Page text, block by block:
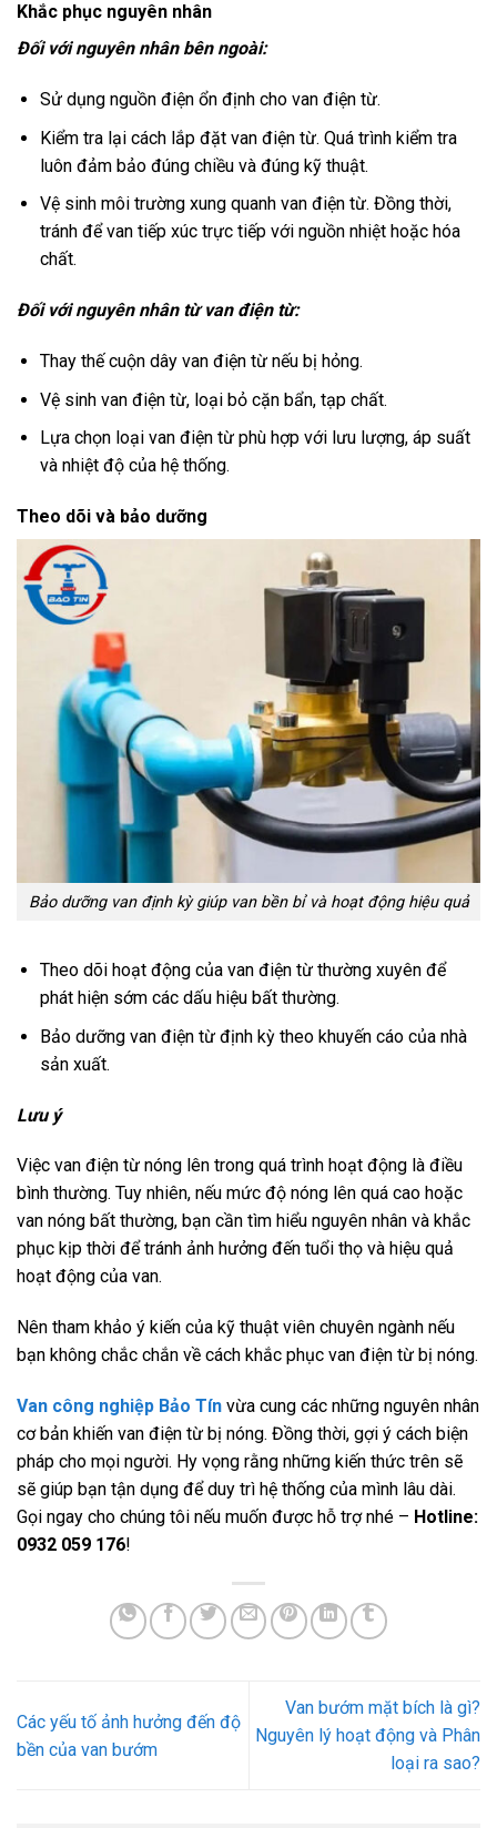
Khắc phục nguyên nhân
Đối với nguyên nhân bên ngoài:
Sử dụng nguồn điện ổn định cho van điện từ.
Kiểm tra lại cách lắp đặt van điện từ. Quá trình kiểm tra
luôn đảm bảo đúng chiều và đúng kỹ thuật.
Vệ sinh môi trường xung quanh van điện từ. Đồng thời,
tránh để van tiếp xúc trực tiếp với nguồn nhiệt hoặc hóa
chất.
Đối với nguyên nhân từ van điện từ:
Thay thế cuộn dây van điện từ nếu bị hỏng.
Vệ sinh van điện từ, loại bỏ cặn bẩn, tạp chất.
Lựa chọn loại van điện từ phù hợp với lưu lượng, áp suất
và nhiệt độ của hệ thống.
Theo dõi và bảo dưỡng
Bảo dưỡng van định kỳ giúp van bền bỉ và hoạt động hiệu quả
Theo dõi hoạt động của van điện từ thường xuyên để
phát hiện sớm các dấu hiệu bất thường.
Bảo dưỡng van điện từ định kỳ theo khuyến cáo của nhà
sản xuất.
Lưu ý
Việc van điện từ nóng lên trong quá trình hoạt động là điều
bình thường. Tuy nhiên, nếu mức độ nóng lên quá cao hoặc
van nóng bất thường, bạn cần tìm hiểu nguyên nhân và khắc
phục kịp thời để tránh ảnh hưởng đến tuổi thọ và hiệu quả
hoạt động của van.
Nên tham khảo ý kiến của kỹ thuật viên chuyên ngành nếu
bạn không chắc chắn về cách khắc phục van điện từ bị nóng.
Van công nghiệp Bảo Tín vừa cung các những nguyên nhân
cơ bản khiến van điện từ bị nóng. Đồng thời, gợi ý cách biện
pháp cho mọi người. Hy vọng rằng những kiến thức trên sẽ
sẽ giúp bạn tận dụng để duy trì hệ thống của mình lâu dài.
Gọi ngay cho chúng tôi nếu muốn được hỗ trợ nhé – Hotline:
0932 059 176!
Các yếu tố ảnh hưởng đến độ
bền của van bướm
Van bướm mặt bích là gì?
Nguyên lý hoạt động và Phân
loại ra sao?